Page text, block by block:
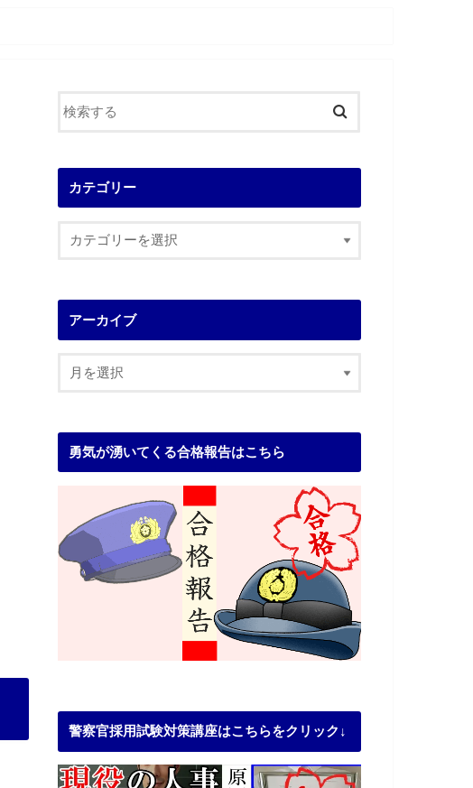
カテゴリー
アーカイブ
勇気が湧いてくる合格報告はこちら
警察官採用試験対策講座はこちらをクリック↓